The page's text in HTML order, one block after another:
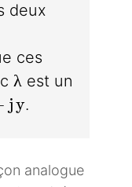
deux
ces
\lambda
λ est un
jy
jy.
analogue